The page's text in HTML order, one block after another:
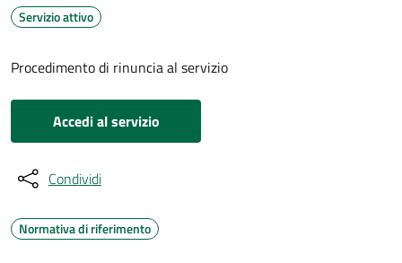
Servizio attivo
Procedimento di rinuncia al servizio
Accedi al servizio
Condividi
Normativa di riferimento